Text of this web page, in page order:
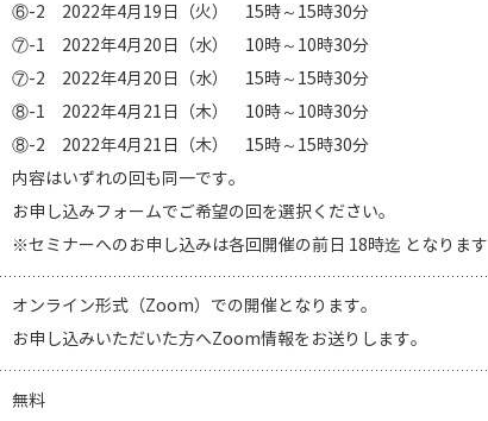
⑥-2 2022年4月19日（火） 15時～15時30分
⑦-1 2022年4月20日（水） 10時～10時30分
⑦-2 2022年4月20日（水） 15時～15時30分
⑧-1 2022年4月21日（木） 10時～10時30分
⑧-2 2022年4月21日（木） 15時～15時30分
内容はいずれの回も同一です。
お申し込みフォームでご希望の回を選択ください。
※セミナーへのお申し込みは各回開催の前日 18時迄 となります
オンライン形式（Zoom）での開催となります。
お申し込みいただいた方へZoom情報をお送りします。
無料